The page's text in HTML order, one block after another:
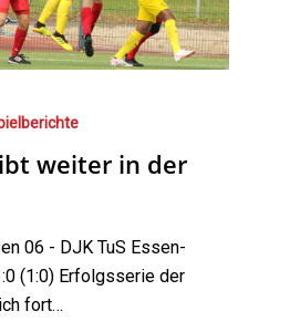
weiter in der
06 - DJK TuS Essen-
(1:0) Erfolgsserie der
fort…